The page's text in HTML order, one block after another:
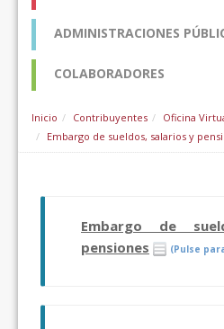
ADMINISTRACIONES
COLABORADORES
Inicio Contribuyentes
Oficina
Embargo de sueldos, salarios y
Embargo de
pensiones
(Pulse